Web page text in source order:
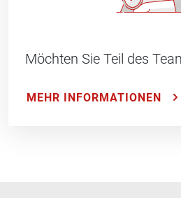
Möchten Sie Teil des
MEHR INFORMATIONEN